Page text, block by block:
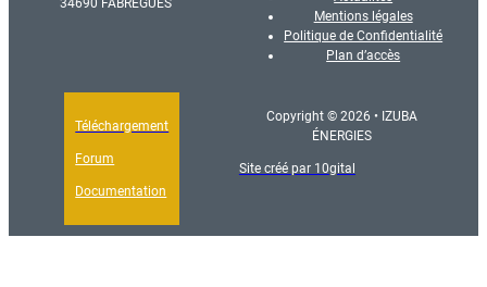
34690 FABRÈGUES
Mentions légales
Politique de Confidentialité
Plan d’accès
Téléchargement
Forum
Documentation
Copyright © 2026 • IZUBA
ÉNERGIES
Site créé par 10gital